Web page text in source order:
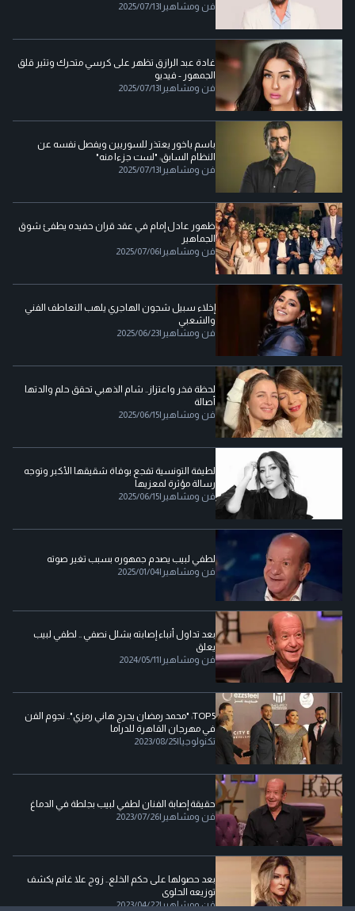
فن ومشاهير |
2025/07/13
غادة عبد الرازق تظهر على كرسي متحرك وتثير قلق
الجمهور - فيديو
فن ومشاهير |
2025/07/13
باسم ياخور يعتذر للسوريين ويفصل نفسه عن
النظام السابق: "لست جزءا منه"
فن ومشاهير |
2025/07/13
ظهور عادل إمام في عقد قران حفيده يطفئ شوق
الجماهير
فن ومشاهير |
2025/07/06
إخلاء سبيل شجون الهاجري يلهب التعاطف الفني
والشعبي
فن ومشاهير |
2025/06/23
لحظة فخر واعتزاز.. شام الذهبي تحقق حلم والدتها
أصالة
فن ومشاهير |
2025/06/15
لطيفة التونسية تفجع بوفاة شقيقها الأكبر وتوجه
رسالة مؤثرة لمعزيها
فن ومشاهير |
2025/06/15
لطفي لبيب يصدم جمهوره بسبب تغير صوته
فن ومشاهير |
2025/01/04
بعد تداول أنباء إصابته بشلل نصفي .. لطفي لبيب
يعلق
فن ومشاهير |
2024/05/11
TOP5: "محمد رمضان يحرج هاني رمزي".. نجوم الفن
في مهرجان القاهرة للدراما
تكنولوجيا |
2023/08/25
حقيقة إصابة الفنان لطفي لبيب بجلطة في الدماغ
فن ومشاهير |
2023/07/26
بعد حصولها على حكم الخلع.. زوج علا غانم يكشف
توزيعه الحلوى
فن ومشاهير|
2023/04/22